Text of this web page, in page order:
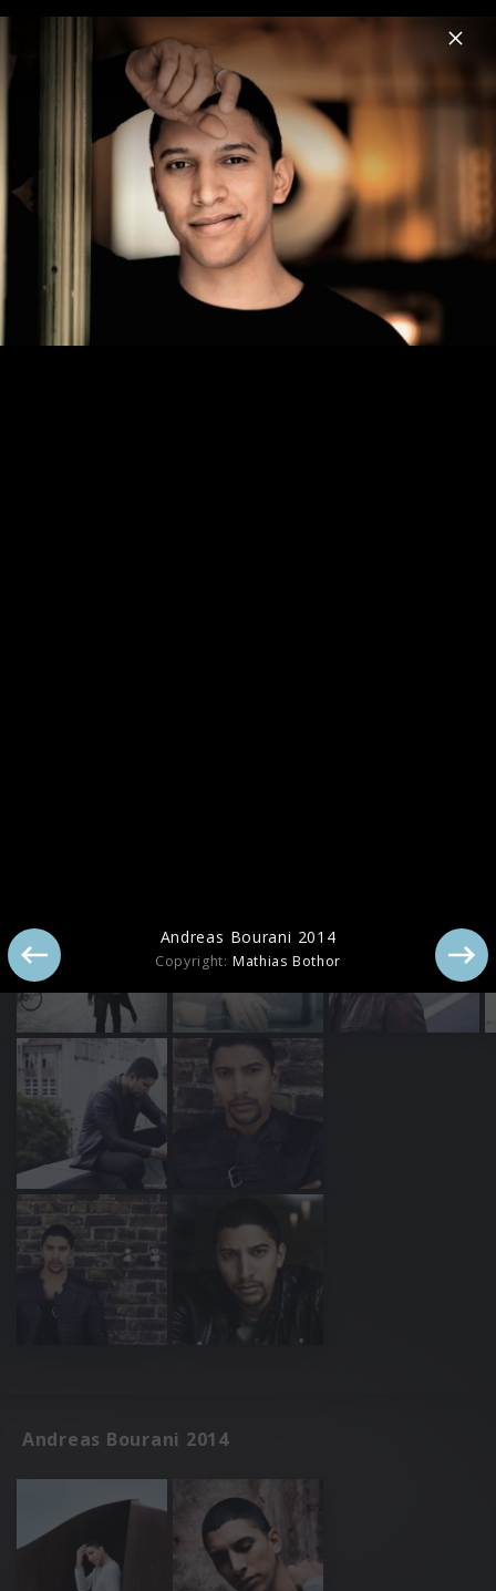
Menu
Andreas Bourani
News Musik Videos Fotos
HEY Live Pressebilder 2015
Andreas Bourani 2014
Andreas Bourani 2014
Copyright: Mathias Bothor